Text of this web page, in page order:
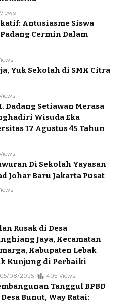
Antusiasme Siswa
Cermin Dalam
Yuk Sekolah di SMK Citra
Dadang Setiawan Merasa
Wisuda Eka
17 Agustus 45 Tahun
Di Sekolah Yayasan
Johar Baru Jakarta Pusat
Rusak di Desa
Jaya, Kecamatan
Kabupaten Lebak
Kunjung di Perbaiki
05/08/2025 405 Views
Tanggul BPBD
Bunut, Way Ratai: